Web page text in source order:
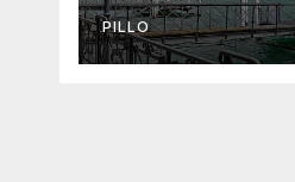
PILLO